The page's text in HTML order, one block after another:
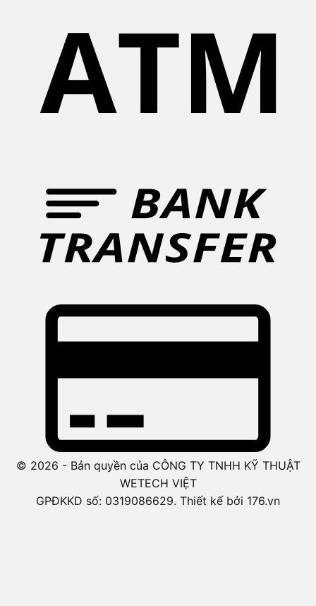
© 2026 - Bản quyền của CÔNG TY TNHH KỸ THUẬT
WETECH VIỆT
GPĐKKD số: 0319086629. Thiết kế bởi 176.vn